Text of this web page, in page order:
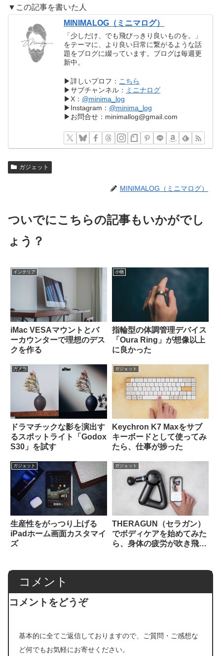
▼この記事を書いた人
MINIMALOG（ミニマログ）
「少しだけ、でも飛びっきり良いものを。」
をテーマに、より良い日常に繋がるような話
題をブログに綴っています。ブログは毎週更
新中。
▶︎詳しいプロフ： こちら
▶︎サブチャンネル： ミニナログ
▶︎X： @minima_log
▶︎Instagram： @minima_log
▶︎お問合せ：minimallog@gmail.com
ガジェット
MINIMALOG（ミニマログ）
ついでにこちらの記事もいかがでし
ょう？
インテリア
iMac VESAマウントとバ
ーカウンターで理想のデス
クを作る
小物
指輪型の体調管理デバイス
「Oura Ring」が想像以上
に良かった
カメラ
ドラマチックな影を演出す
るスポットライト「Godox
S30」を試す
ガジェット
Keychron K7 Maxをサブ
キーボードとして使ってみ
たら、仕事が捗った
ガジェット
生産性をがっつり上げる
iPadホーム画面カスタマイ
ズ
ガジェット
THERAGUN（セラガン）
でボディケアを始めてみた
ら、身体の疲労が吹き飛ん
コメント
コメントをどうぞ
基本的に全てご返信しておりますので、ご質問・ご感想な
ど何でもお気軽にお寄せください。